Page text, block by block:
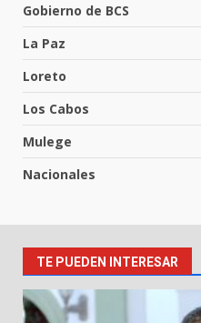
Gobierno de BCS
La Paz
Loreto
Los Cabos
Mulege
Nacionales
TE PUEDEN INTERESAR